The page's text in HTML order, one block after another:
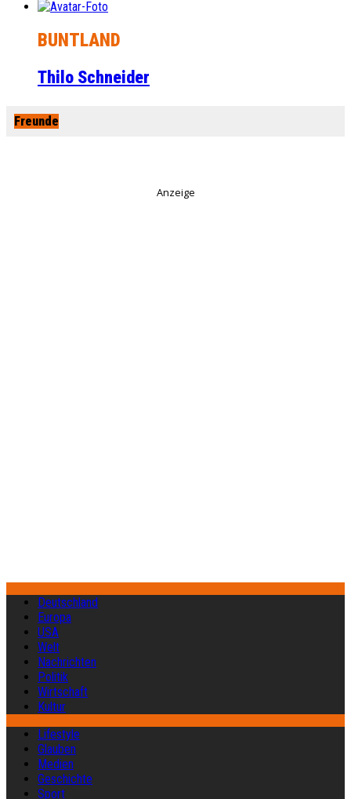
BUNTLAND
Thilo Schneider
Freunde
Anzeige
Deutschland
Europa
USA
Welt
Nachrichten
Politik
Wirtschaft
Kultur
Lifestyle
Glauben
Medien
Geschichte
Sport